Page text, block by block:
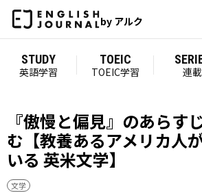
by アルク
STUDY
英語学習
TOEIC
TOEIC学習 連載
『傲慢と偏見』のあらす
む【教養あるアメリカ人
いる 英米文学】
文学